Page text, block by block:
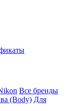
Все бренды
(Body) Для